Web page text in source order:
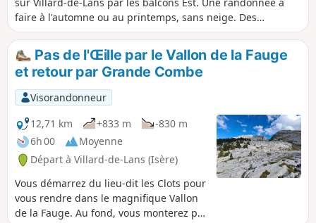
sur Villard-de-Lans par les balcons Est. Une randonnée à
faire à l'automne ou au printemps, sans neige. Des
paysages grandioses qui se méritent dès le matin très tôt.
Pas de l'Œille par le Vallon de la Fauge
et retour par Grande Combe
Visorandonneur
12,71 km
+833 m
-830 m
6h 00
Moyenne
Départ à Villard-de-Lans (Isère)
Vous démarrez du lieu-dit les Clots pour
vous rendre dans le magnifique Vallon
de la Fauge. Au fond, vous monterez par